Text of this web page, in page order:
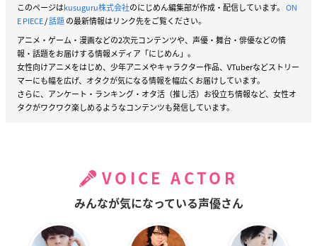
このページはkusuguru株式会社のにじめん編集部が作成・配信しています。 ON
E PIECE/話題の最新情報はリンク先をご覧ください。
アニメ・ゲーム・漫画などの2次元コンテンツや、声優・舞台・俳優などの情
報・話題をお届けする情報メディア「にじめん」。
女性向けアニメをはじめ、少年アニメやキャラクター作品、VTuberなどストリー
マーにも幅を広げ、オタクが気になる情報を幅広くお届けしています。
さらに、アンケート・ランキング・オタ活（推し活）お役立ち情報など、女性オ
タクがワクワク楽しめるようなコンテンツも発信しています。
VOICE ACTOR
みんなが気になっている声優さん